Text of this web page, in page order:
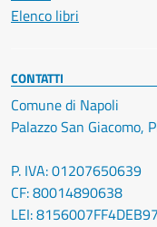
Elenco libri
CONTATTI
Comune di Napoli
Palazzo San Giacomo,
P. IVA: 01207650639
CF: 80014890638
LEI: